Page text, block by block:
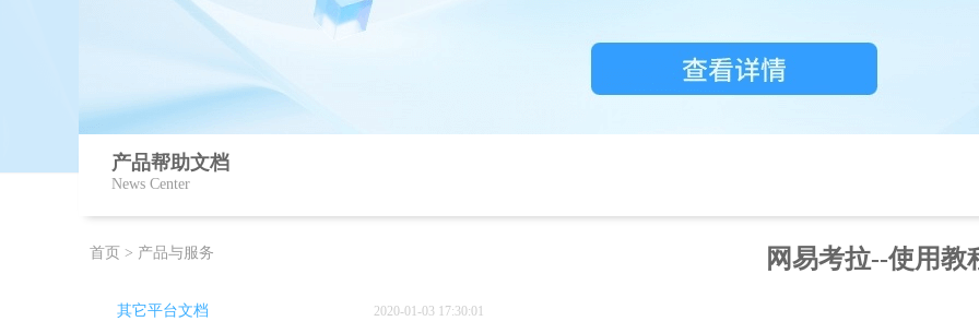
产品帮助文档
News Center
首页 > 产品与服务
其它平台文档
网易考拉--使用教
2020-01-03 17:30:01